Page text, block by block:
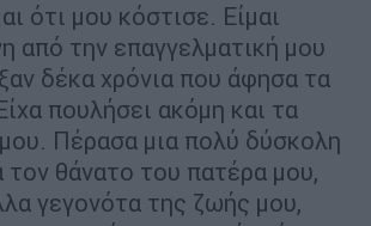
ότι μου κόστισε. Είμαι
από την επαγγελματική μου
δέκα χρόνια που άφησα τα
πουλήσει ακόμη και τα
Πέρασα μια πολύ δύσκολη
τον θάνατο του πατέρα μου,
γεγονότα της ζωής μου,